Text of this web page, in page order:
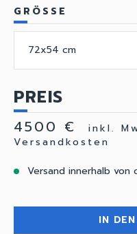
GRÖSSE
72x54 cm
PREIS
4500 €
inkl.
Versandkosten
Versand innerhalb von
IN